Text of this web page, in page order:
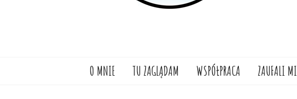
O MNIE TU ZAGLĄDAM WSPÓŁPRACA ZAUFALI MI